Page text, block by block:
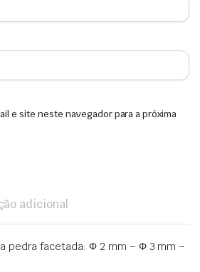
e site neste navegador para a próxima
adicional
pedra facetada: Φ 2 mm – Φ 3 mm –